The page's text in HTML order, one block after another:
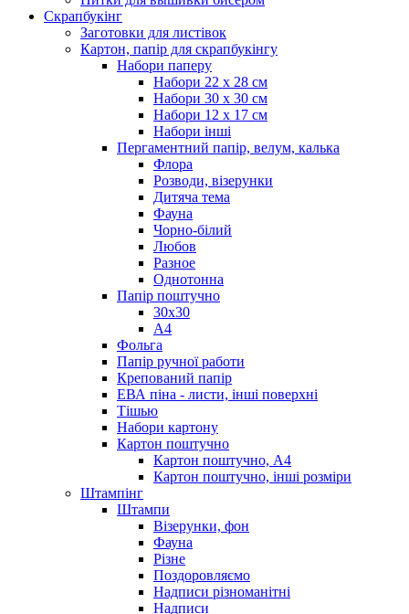
Скрапбукінг
Заготовки для листівок
Картон, папір для скрапбукінгу
Набори паперу
Набори 22 х 28 см
Набори 30 х 30 см
Набори 12 х 17 см
Набори інші
Пергаментний папір, велум, калька
Флора
Розводи, візерунки
Дитяча тема
Фауна
Чорно-білий
Любов
Разное
Однотонна
Папір поштучно
30х30
А4
Фольга
Папір ручної работи
Крепований папір
ЕВА піна - листи, інші поверхні
Тішью
Набори картону
Картон поштучно
Картон поштучно, А4
Картон поштучно, інші розміри
Штампінг
Штампи
Візерунки, фон
Фауна
Різне
Поздоровляємо
Надписи різноманітні
Надписи